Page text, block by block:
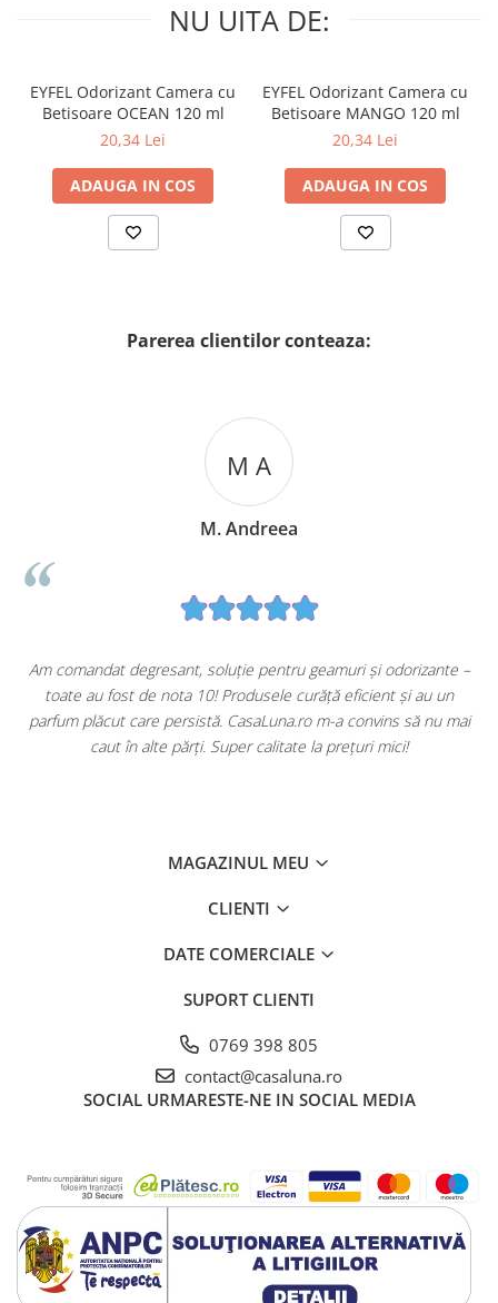
NU UITA DE:
EYFEL Odorizant Camera cu
Betisoare OCEAN 120 ml
20,34 Lei
ADAUGA IN COS
EYFEL Odorizant Camera cu
Betisoare MANGO 120 ml
20,34 Lei
ADAUGA IN COS
Parerea clientilor conteaza:
M A
M. Andreea
Am comandat degresant, soluție pentru geamuri și odorizante –
toate au fost de nota 10! Produsele curăță eficient și au un
parfum plăcut care persistă. CasaLuna.ro m-a convins să nu mai
caut în alte părți. Super calitate la prețuri mici!
MAGAZINUL MEU
CLIENTI
DATE COMERCIALE
SUPORT CLIENTI
0769 398 805
contact@casaluna.ro
SOCIAL URMARESTE-NE IN SOCIAL MEDIA